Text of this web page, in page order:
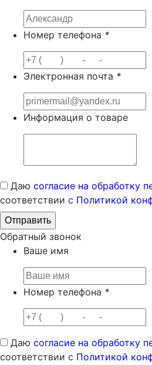
Номер телефона *
Электронная почта *
Информация о товаре
Даю согласие на обработку
соответствии с Политикой
Обратный звонок
Ваше имя
Номер телефона *
Даю согласие на обработку
соответствии с Политикой